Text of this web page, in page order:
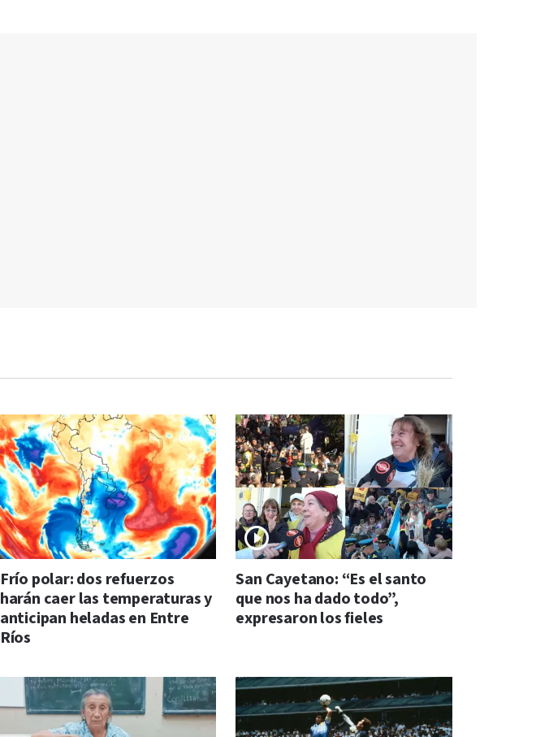
Frío polar: dos refuerzos
harán caer las temperaturas y
anticipan heladas en Entre
Ríos
San Cayetano: “Es el santo
que nos ha dado todo”,
expresaron los fieles